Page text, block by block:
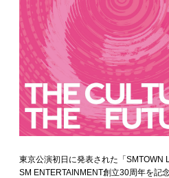
東京公演初日に発表された「SMTOWN
SM ENTERTAINMENT創立30周年を記